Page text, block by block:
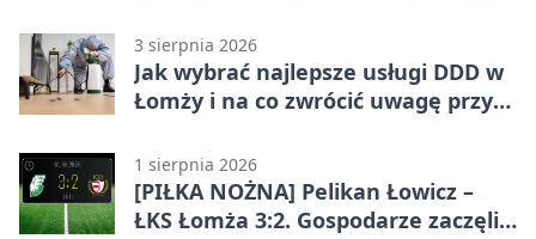
3 sierpnia 2026
Jak wybrać najlepsze usługi DDD w
Łomży i na co zwrócić uwagę przy
1 sierpnia 2026
[PIŁKA NOŻNA] Pelikan Łowicz –
ŁKS Łomża 3:2. Gospodarze zaczęli